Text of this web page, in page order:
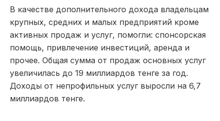
В качестве дополнительного дохода владельцам
крупных, средних и малых предприятий кроме
активных продаж и услуг, помогли: спонсорская
помощь, привлечение инвестиций, аренда и
прочее. Общая сумма от продаж основных услуг
увеличилась до 19 миллиардов тенге за год.
Доходы от непрофильных услуг выросли на 6,7
миллиардов тенге.